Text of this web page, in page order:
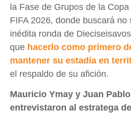
la Fase de Grupos de la
FIFA 2026, donde buscará no
inédita ronda de
que hacerlo como primero
mantener su estadía en
el respaldo de su afición.
Mauricio Ymay y Juan
entrevistaron al estratega